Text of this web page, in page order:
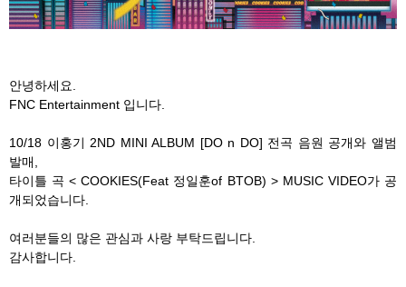
안녕하세요.
FNC Entertainment 입니다.
10/18 이홍기 2ND MINI ALBUM [DO n DO] 전곡 음원 공개와 앨범
발매,
타이틀 곡 < COOKIES(Feat 정일훈of BTOB) > MUSIC VIDEO가 공
개되었습니다.
여러분들의 많은 관심과 사랑 부탁드립니다.
감사합니다.